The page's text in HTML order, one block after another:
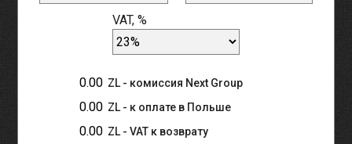
VAT, %
ZL - комиссия Next Group
ZL - к оплате в Польше
ZL - VAT к возврату